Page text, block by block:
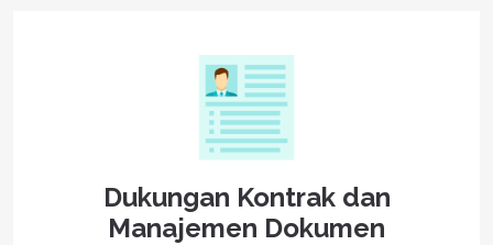
Dukungan Kontrak dan
Manajemen Dokumen